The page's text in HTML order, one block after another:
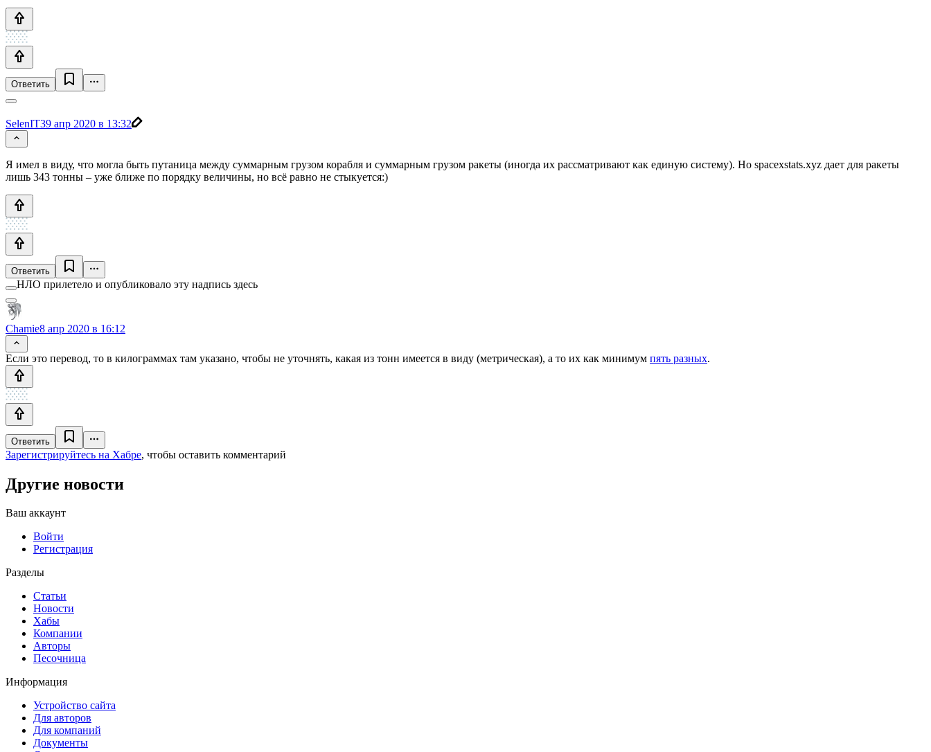
Ответить
SelenIT39 апр 2020 в 13:32
Я имел в виду, что могла быть путаница между суммарным грузом корабля и суммарным грузом ракеты (иногда их рассматривают как единую систему). Но spacexstats.xyz дает для ракеты
лишь 343 тонны – уже ближе по порядку величины, но всё равно не стыкуется:)
Ответить
НЛО прилетело и опубликовало эту надпись здесь
Chamie8 апр 2020 в 16:12
Если это перевод, то в килограммах там указано, чтобы не уточнять, какая из тонн имеется в виду (метрическая), а то их как минимум пять разных.
Ответить
Зарегистрируйтесь на Хабре, чтобы оставить комментарий
Другие новости
Ваш аккаунт
Войти
Регистрация
Разделы
Статьи
Новости
Хабы
Компании
Авторы
Песочница
Информация
Устройство сайта
Для авторов
Для компаний
Документы